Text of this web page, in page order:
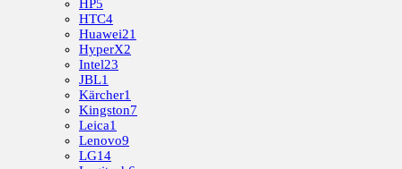
HP5
HTC4
Huawei21
HyperX2
Intel23
JBL1
Kärcher1
Kingston7
Leica1
Lenovo9
LG14